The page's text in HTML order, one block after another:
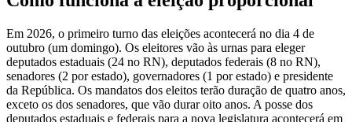
Em 2026, o primeiro turno das eleições acontecerá no dia 4 de
outubro (um domingo). Os eleitores vão às urnas para eleger
deputados estaduais (24 no RN), deputados federais (8 no RN),
senadores (2 por estado), governadores (1 por estado) e presidente
da República. Os mandatos dos eleitos terão duração de quatro anos,
exceto os dos senadores, que vão durar oito anos. A posse dos
deputados estaduais e federais para a nova legislatura acontecerá em